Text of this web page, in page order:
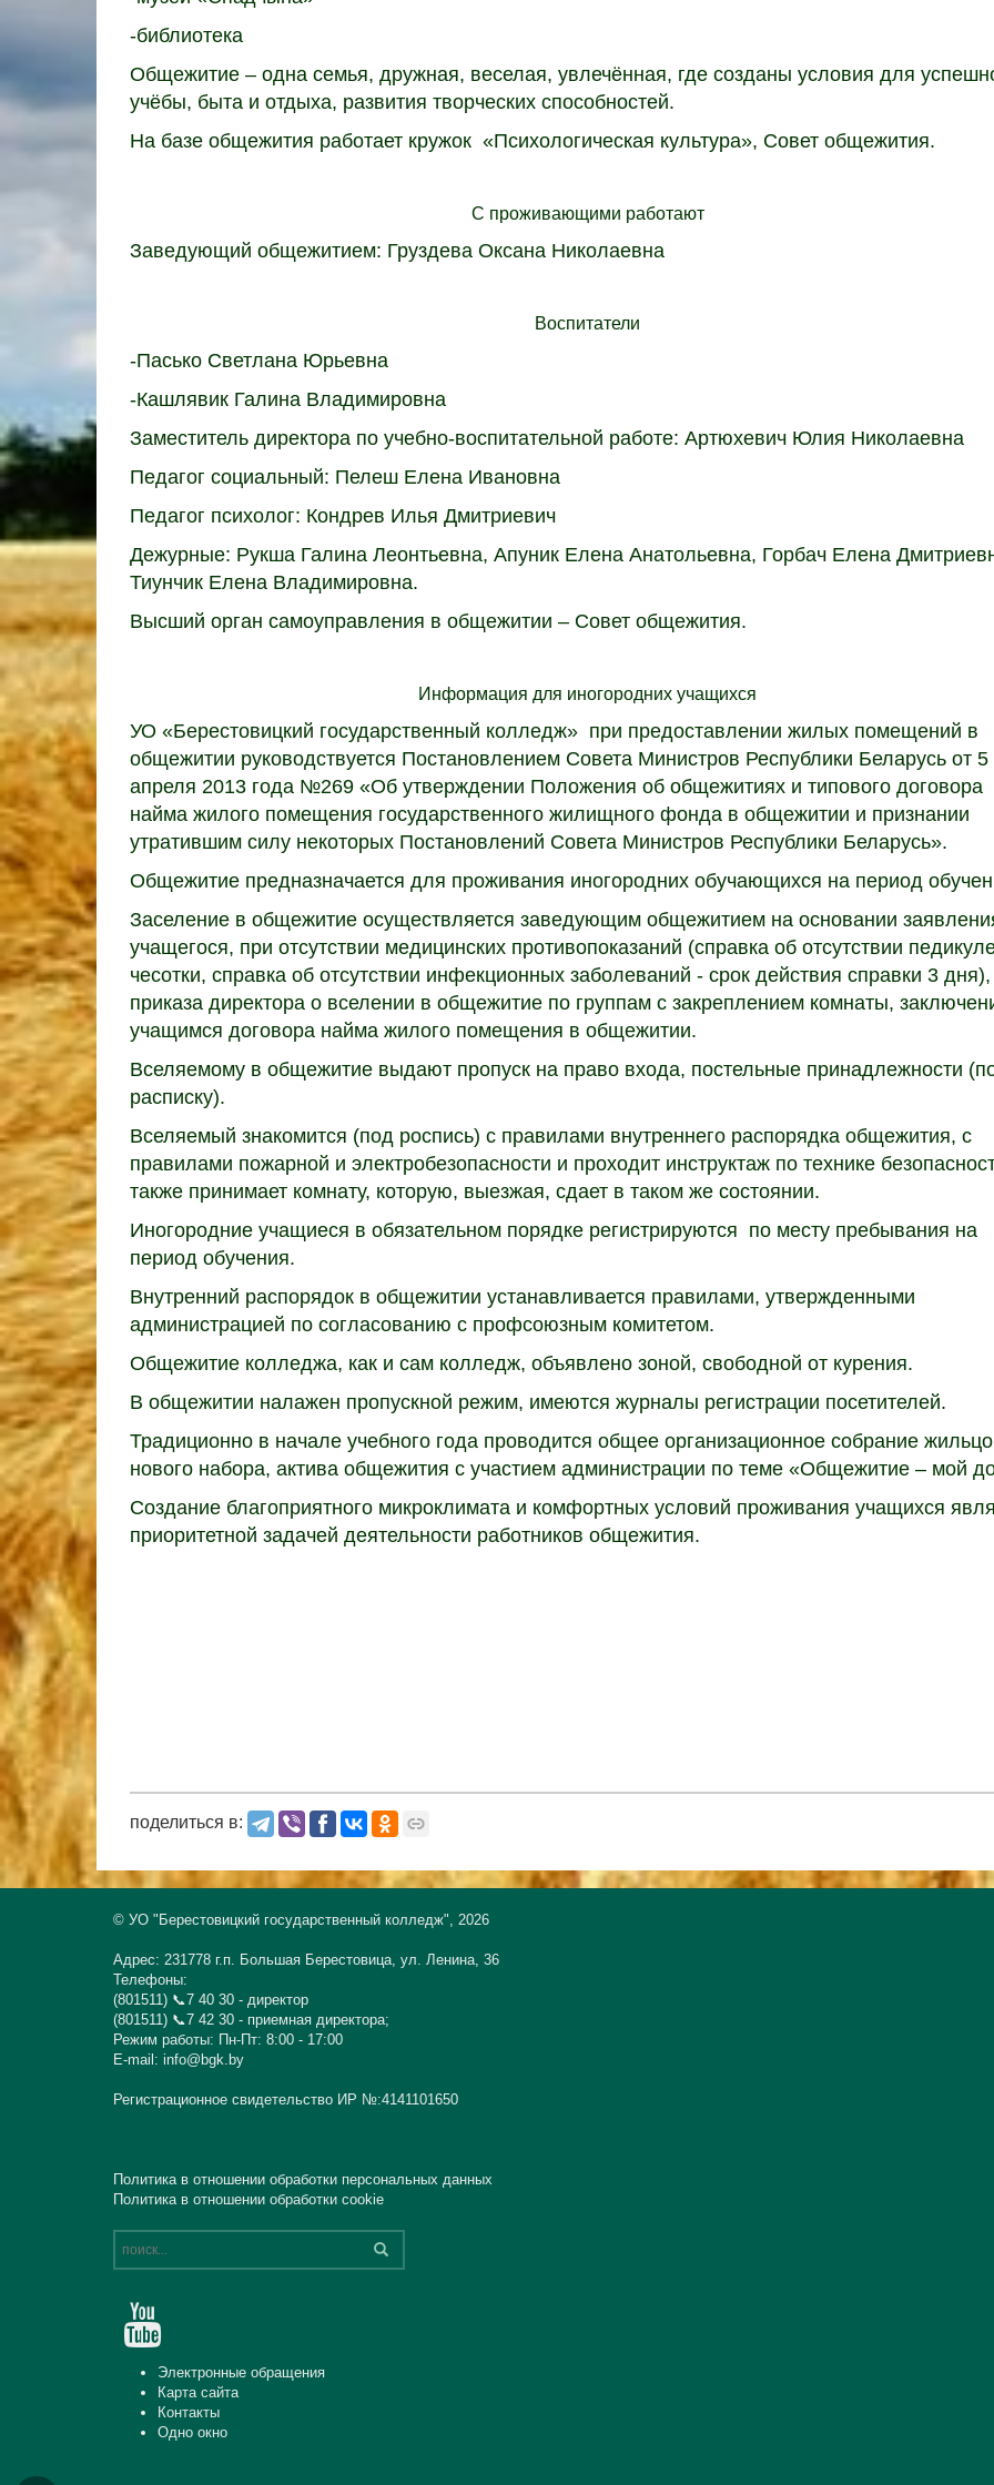
-библиотека
Общежитие – одна семья, дружная, веселая, увлечённая, где созданы условия для
учёбы, быта и отдыха, развития творческих способностей.
На базе общежития работает кружок «Психологическая культура», Совет общежития.
С проживающими работают
Заведующий общежитием: Груздева Оксана Николаевна
Воспитатели
-Пасько Светлана Юрьевна
-Кашлявик Галина Владимировна
Заместитель директора по учебно-воспитательной работе: Артюхевич Юлия Николаевна
Педагог социальный: Пелеш Елена Ивановна
Педагог психолог: Кондрев Илья Дмитриевич
Дежурные: Рукша Галина Леонтьевна, Апуник Елена Анатольевна, Горбач Елена
Тиунчик Елена Владимировна.
Высший орган самоуправления в общежитии – Совет общежития.
Информация для иногородних учащихся
УО «Берестовицкий государственный колледж» при предоставлении жилых помещений в
общежитии руководствуется Постановлением Совета Министров Республики Беларусь от 5
апреля 2013 года №269 «Об утверждении Положения об общежитиях и типового договора
найма жилого помещения государственного жилищного фонда в общежитии и признании
утратившим силу некоторых Постановлений Совета Министров Республики Беларусь».
Общежитие предназначается для проживания иногородних обучающихся на период
Заселение в общежитие осуществляется заведующим общежитием на основании
учащегося, при отсутствии медицинских противопоказаний (справка об отсутствии
чесотки, справка об отсутствии инфекционных заболеваний - срок действия справки 3
приказа директора о вселении в общежитие по группам с закреплением комнаты,
учащимся договора найма жилого помещения в общежитии.
Вселяемому в общежитие выдают пропуск на право входа, постельные принадлежности
расписку).
Вселяемый знакомится (под роспись) с правилами внутреннего распорядка общежития, с
правилами пожарной и электробезопасности и проходит инструктаж по технике
также принимает комнату, которую, выезжая, сдает в таком же состоянии.
Иногородние учащиеся в обязательном порядке регистрируются по месту пребывания на
период обучения.
Внутренний распорядок в общежитии устанавливается правилами, утвержденными
администрацией по согласованию с профсоюзным комитетом.
Общежитие колледжа, как и сам колледж, объявлено зоной, свободной от курения.
В общежитии налажен пропускной режим, имеются журналы регистрации посетителей.
Традиционно в начале учебного года проводится общее организационное собрание
нового набора, актива общежития с участием администрации по теме «Общежитие – мой
Создание благоприятного микроклимата и комфортных условий проживания учащихся
приоритетной задачей деятельности работников общежития.
поделиться в:
© УО "Берестовицкий государственный колледж", 2026
Адрес: 231778 г.п. Большая Берестовица, ул. Ленина, 36
Телефоны:
(801511) 📞7 40 30 - директор
(801511) 📞7 42 30 - приемная директора;
Режим работы: Пн-Пт: 8:00 - 17:00
E-mail: info@bgk.by
Регистрационное свидетельство ИР №:4141101650
Политика в отношении обработки персональных данных
Политика в отношении обработки cookie
Электронные обращения
Карта сайта
Контакты
Одно окно